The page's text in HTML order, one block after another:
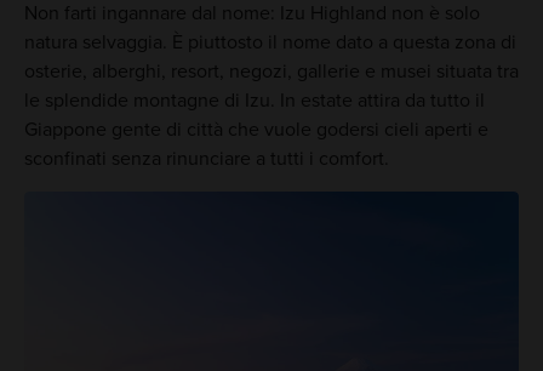
Non farti ingannare dal nome: Izu Highland non è solo
natura selvaggia. È piuttosto il nome dato a questa zona di
osterie, alberghi, resort, negozi, gallerie e musei situata tra
le splendide montagne di Izu. In estate attira da tutto il
Giappone gente di città che vuole godersi cieli aperti e
sconfinati senza rinunciare a tutti i comfort.